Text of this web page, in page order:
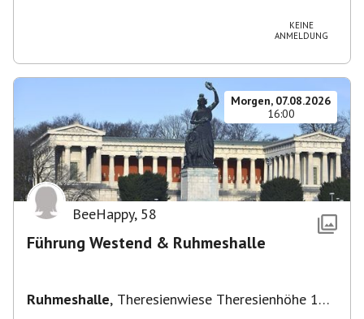
KEINE
ANMELDUNG
Morgen, 07.08.2026
16:00
BeeHappy, 58
Führung Westend & Ruhmeshalle
Ruhmeshalle, Theresienwiese Theresienhöhe 16,